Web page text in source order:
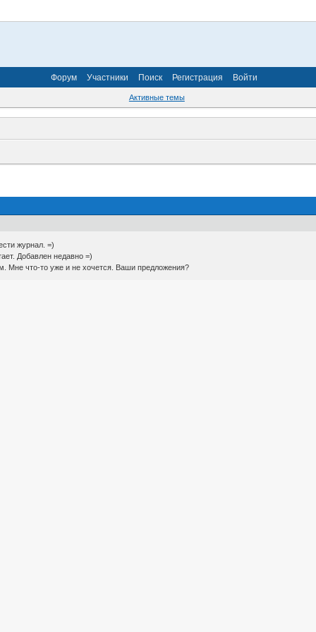
Форум Участники Поиск Регистрация Войти
Активные темы
журнал. =)
Добавлен недавно =)
Мне что-то уже и не хочется. Ваши предложения?